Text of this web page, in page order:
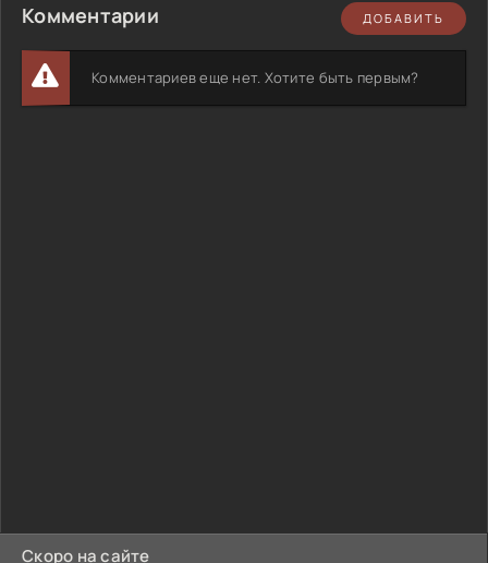
Скоро на сайте
Комментарии ДОБАВИТЬ
Комментариев еще нет. Хотите быть первым?